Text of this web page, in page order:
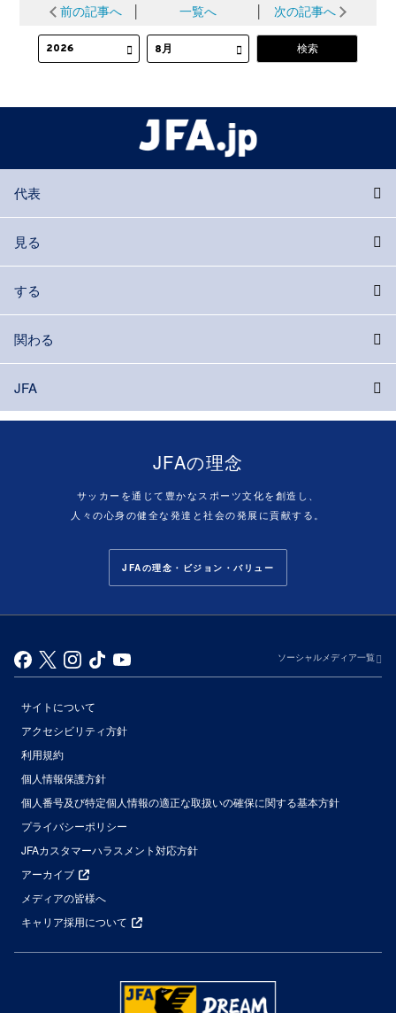
前の記事へ 一覧へ 次の記事へ
代表
見る
する
関わる
JFA
JFAの理念
サッカーを通じて豊かなスポーツ文化を創造し、
人々の心身の健全な発達と社会の発展に貢献する。
JFAの理念・ビジョン・バリュー
ソーシャルメディア一覧
サイトについて
アクセシビリティ方針
利用規約
個人情報保護方針
個人番号及び特定個人情報の適正な取扱いの確保に関する基本方針
プライバシーポリシー
JFAカスタマーハラスメント対応方針
アーカイブ
メディアの皆様へ
キャリア採用について